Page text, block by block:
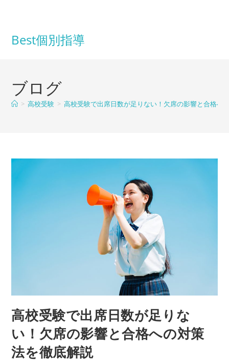
Best個別指導
ブログ
> 高校受験 > 高校受験で出席日数が足りない！欠席の影響と合格へ
高校受験で出席日数が足りな
い！欠席の影響と合格への対策
法を徹底解説